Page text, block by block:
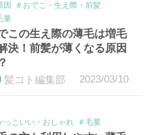
因
＃おでこ・生え際・前髪
量
この生え際の薄毛は増毛
決！前髪が薄くなる原因
髪コト編集部
2023/03/10
っこいい・おしゃれ ＃毛量